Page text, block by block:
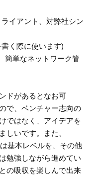
イアント、対弊社シン
く際に使います)
単なネットワーク管
ドがあるとなお可
で、ベンチャー志向の
ではなく、アイデアを
しいです。また、
基本レベルを、その他
勉強しながら進めてい
の吸収を楽しんで出来